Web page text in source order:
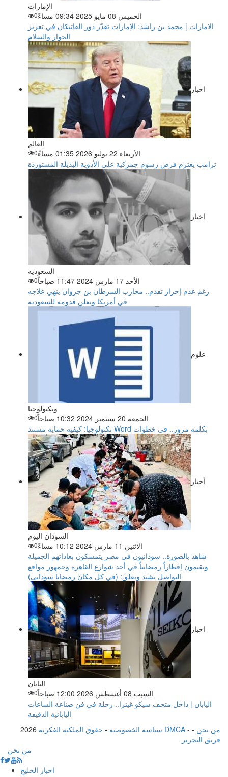
الإمارات
الخميس 08 مايو 2025 09:34 مساءً
0
الامارات | محمد بن راشد: الإمارات تقدّر دور الفاتيكان في تعزيز
الحوار والسلام
اخبار
العالم
الأربعاء 22 يوليو 2026 01:35 مساءً
0
ترامب يعتزم فرض رسوم جمركية على الأدوية البديلة المستوردة
اخبار
السعوديه
الأحد 17 مارس 2024 11:47 صباحاً
0
رغم عدم إحراز تقدم.. محارب السرطان بن جروان ينهي علاجه
في أمريكا ويعلن قدومه للسعودية
علوم
وتكنولوجيا
الجمعة 20 سبتمبر 2024 10:32 صباحاً
0
تكنولوجيا: كيفية حماية مستند Word بكلمة مرور.. فى خطوات
أخبار
السودان اليوم
الاثنين 11 مارس 2024 10:12 مساءً
0
شاهد بالصورة.. سودانيون في مصر يتمسكون بعاداتهم الجميلة
ويقيمون إفطاراً رمضانياً في أحد شوارع القاهرة وجمهور مواقع
التواصل يشيد ويعلق: (في كل مكان رمضانا سودانى)
اخبار
اليابان
السبت 08 أغسطس 2026 12:00 صباحاً
0
اليابان | داخل متحف سيكو غينزا.. رحلة في فن صناعة الساعات
اليابانية الدقيقة
2026
سياسة الخصوصية - حقوق الملكية الفكرية DMCA - من نحن -
فريق التحرير
من نحن
اخبار الخليج